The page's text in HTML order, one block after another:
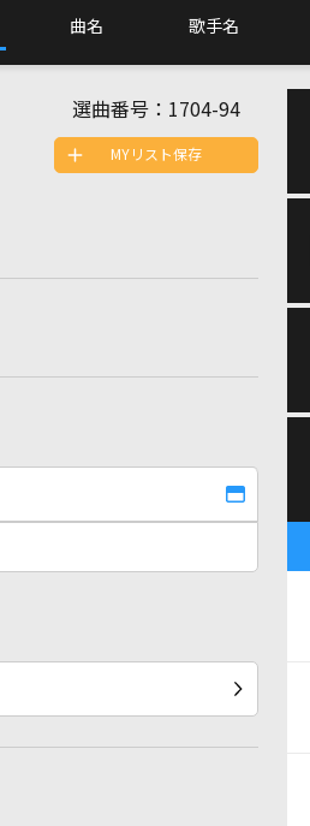
曲名 歌手名
選曲番号： 1704-94
MYリスト保存